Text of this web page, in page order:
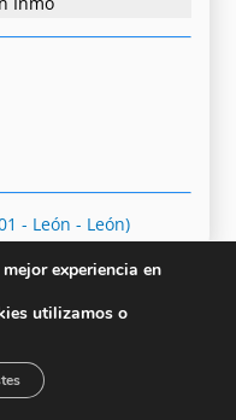
- León - León)
Seseña
experiencia en
utilizamos o